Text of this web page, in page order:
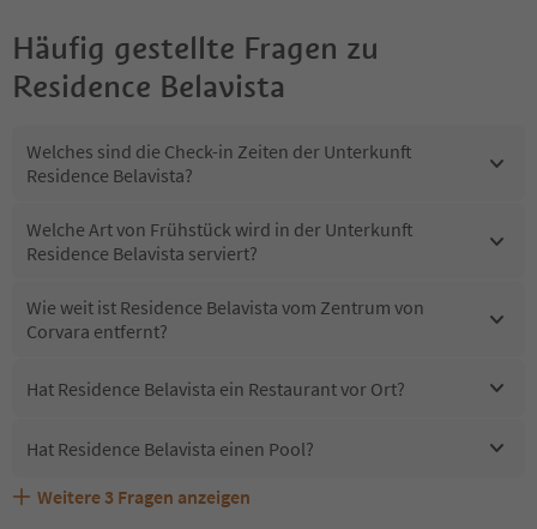
Häufig gestellte Fragen zu
Residence Belavista
Welches sind die Check-in Zeiten der Unterkunft
Residence Belavista?
Welche Art von Frühstück wird in der Unterkunft
Residence Belavista serviert?
Wie weit ist Residence Belavista vom Zentrum von
Corvara entfernt?
Hat Residence Belavista ein Restaurant vor Ort?
Hat Residence Belavista einen Pool?
Sind Haustiere in der Unterkunft Residence Belavista
Welche Services bietet Residence Belavista?
Erhalten die Gäste von Residence Belavista einen
Weitere 3 Fragen anzeigen